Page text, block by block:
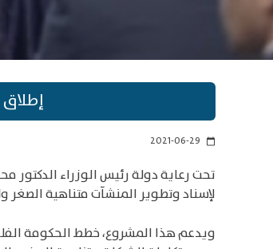
calendar_today
2021-06-29
لإسناد وتطوير المنشآت متناهية
ويدعم هذا المشروع، خطط الحكومة